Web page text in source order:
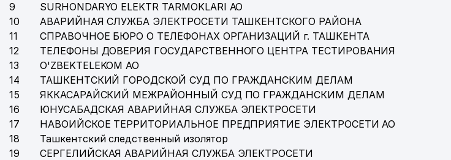
9
SURHONDARYO ELEKTR TARMOKLARI АО
10
АВАРИЙНАЯ СЛУЖБА ЭЛЕКТРОСЕТИ ТАШКЕНТСКОГО РАЙОНА
11
СПРАВОЧНОЕ БЮРО О ТЕЛЕФОНАХ ОРГАНИЗАЦИЙ г. ТАШКЕНТА
12
ТЕЛЕФОНЫ ДОВЕРИЯ ГОСУДАРСТВЕННОГО ЦЕНТРА ТЕСТИРОВАНИЯ
13
O'ZBEKTELEKOM АО
14
ТАШКЕНТСКИЙ ГОРОДСКОЙ СУД ПО ГРАЖДАНСКИМ ДЕЛАМ
15
ЯККАСАРАЙСКИЙ МЕЖРАЙОННЫЙ СУД ПО ГРАЖДАНСКИМ ДЕЛАМ
16
ЮНУСАБАДСКАЯ АВАРИЙНАЯ СЛУЖБА ЭЛЕКТРОСЕТИ
17
НАВОИЙСКОЕ ТЕРРИТОРИАЛЬНОЕ ПРЕДПРИЯТИЕ ЭЛЕКТРОСЕТИ АО
18
Ташкентский следственный изолятор
19
СЕРГЕЛИЙСКАЯ АВАРИЙНАЯ СЛУЖБА ЭЛЕКТРОСЕТИ